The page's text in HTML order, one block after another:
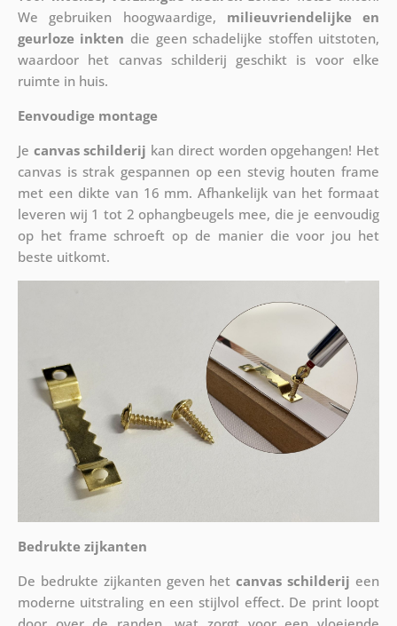
We gebruiken hoogwaardige, milieuvriendelijke en
geurloze inkten die geen schadelijke stoffen uitstoten,
waardoor het canvas schilderij geschikt is voor elke
ruimte in huis.
Eenvoudige montage
Je canvas schilderij kan direct worden opgehangen! Het
canvas is strak gespannen op een stevig houten frame
met een dikte van 16 mm. Afhankelijk van het formaat
leveren wij 1 tot 2 ophangbeugels mee, die je eenvoudig
op het frame schroeft op de manier die voor jou het
beste uitkomt.
Bedrukte zijkanten
De bedrukte zijkanten geven hetcanvas schilderij een
moderne uitstraling en een stijlvol effect. De print loopt